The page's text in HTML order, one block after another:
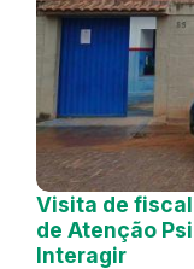
Visita de
de Atenção
Interagir